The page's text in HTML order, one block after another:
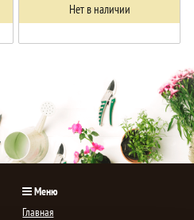
Нет в наличии
Меню
Главная